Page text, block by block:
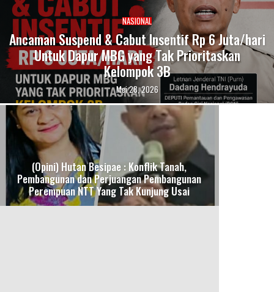
NASIONAL
Ancaman Suspend & Cabut Insentif Rp 6 Juta/hari
Untuk Dapur MBG yang Tak Prioritaskan
Kelompok 3B
Mei 28, 2026
(Opini) Hutan Besipae : Konflik Tanah,
Pembangunan dan Perjuangan Pembangunan
Perempuan NTT Yang Tak Kunjung Usai